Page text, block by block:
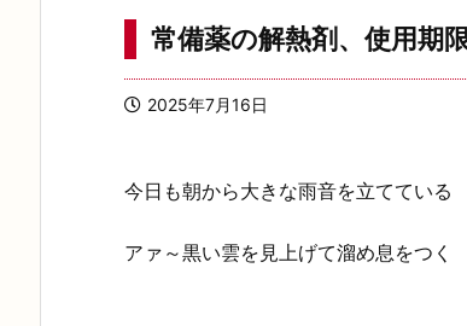
常備薬の解熱剤、使用期
2025年7月16日
今日も朝から大きな雨音を立てている
アァ～黒い雲を見上げて溜め息をつく